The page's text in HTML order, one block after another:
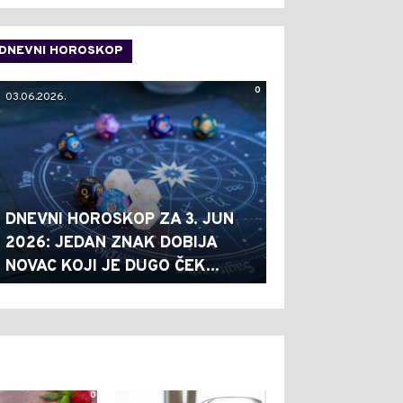
HOROSKOP
0
03.06.2026.
DNEVNI HOROSKOP ZA 3. JUN
2026: JEDAN ZNAK DOBIJA
NOVAC KOJI JE DUGO ČEK...
0